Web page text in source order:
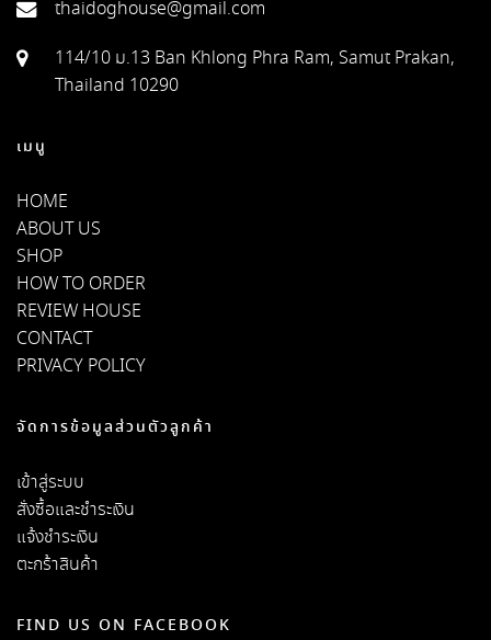
thaidoghouse@gmail.com
114/10 ม.13 Ban Khlong Phra Ram, Samut Prakan,
Thailand 10290
เมนู
HOME
ABOUT US
SHOP
HOW TO ORDER
REVIEW HOUSE
CONTACT
PRIVACY POLICY
จัดการข้อมูลส่วนตัวลูกค้า
เข้าสู่ระบบ
สั่งซื้อและชำระเงิน
แจ้งชำระเงิน
ตะกร้าสินค้า
FIND US ON FACEBOOK